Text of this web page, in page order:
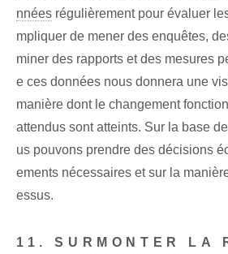
nnées régulièrement pour évaluer
mpliquer de mener des enquêtes,
miner des rapports et des mesures
e ces données nous donnera une
manière dont le changement
attendus sont atteints. Sur la base
us pouvons prendre des décisions
ements nécessaires et sur la
essus.
11. SURMONTER LA